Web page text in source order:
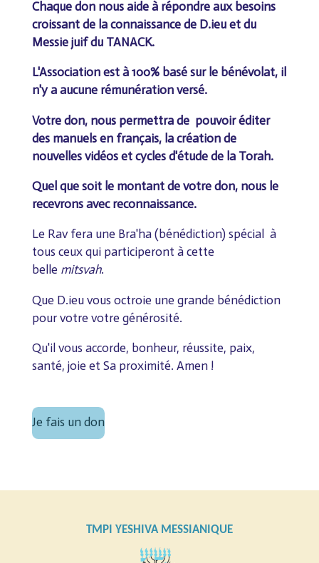
Chaque don nous aide à répondre aux besoins
croissant de la connaissance de D.ieu et du
Messie juif du TANACK.
L'Association est à 100% basé sur le bénévolat, il
n'y a aucune rémunération versé.
Votre don, nous permettra de pouvoir éditer
des manuels en français, la création de
nouvelles vidéos et cycles d'étude de la Torah.
Quel que soit le montant de votre don, nous le
recevrons avec reconnaissance.
Le Rav fera une Bra'ha (bénédiction) spécial à
tous ceux qui participeront à cette
belle mitsvah.
Que D.ieu vous octroie une grande bénédiction
pour votre votre générosité.
Qu'il vous accorde, bonheur, réussite, paix,
santé, joie et Sa proximité. Amen !
Je fais un don
TMPI YESHIVA MESSIANIQUE